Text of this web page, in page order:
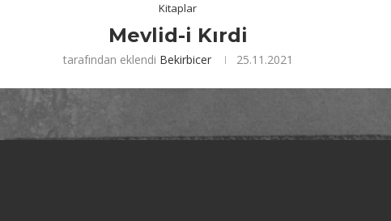
Kitaplar
Mevlid-i Kırdi
tarafından eklendi Bekirbicer 25.11.2021